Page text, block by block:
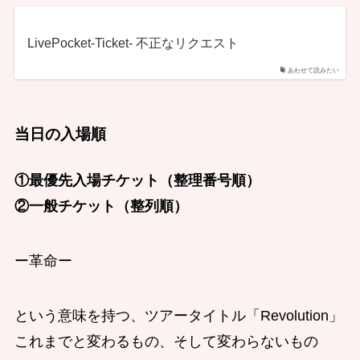
あわせて読みたい
LivePocket-Ticket- 不正なリクエスト
当日の入場順
①最優先入場チケット（整理番号順）
②一般チケット（整列順）
ー革命ー
という意味を持つ、ツアータイトル「Revolution」
これまでと変わるもの、そして変わらないもの